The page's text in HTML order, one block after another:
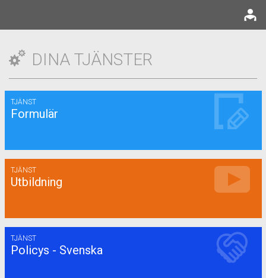
DINA TJÄNSTER
TJÄNST
Formulär
TJÄNST
Utbildning
TJÄNST
Policys - Svenska